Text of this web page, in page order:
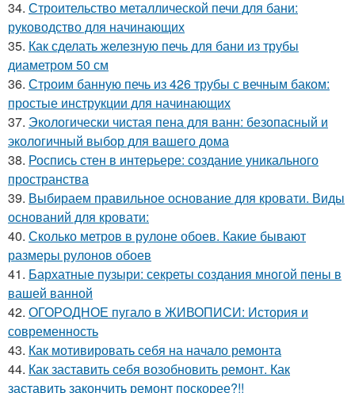
34. Строительство металлической печи для бани:
руководство для начинающих
35. Как сделать железную печь для бани из трубы
диаметром 50 см
36. Строим банную печь из 426 трубы с вечным баком:
простые инструкции для начинающих
37. Экологически чистая пена для ванн: безопасный и
экологичный выбор для вашего дома
38. Роспись стен в интерьере: создание уникального
пространства
39. Выбираем правильное основание для кровати. Виды
оснований для кровати:
40. Сколько метров в рулоне обоев. Какие бывают
размеры рулонов обоев
41. Бархатные пузыри: секреты создания многой пены в
вашей ванной
42. ОГОРОДНОЕ пугало в ЖИВОПИСИ: История и
современность
43. Как мотивировать себя на начало ремонта
44. Как заставить себя возобновить ремонт. Как
заставить закончить ремонт поскорее?!!